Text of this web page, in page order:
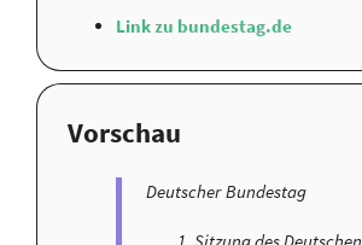
Link zu bundestag.de
Vorschau
Deutscher Bundestag